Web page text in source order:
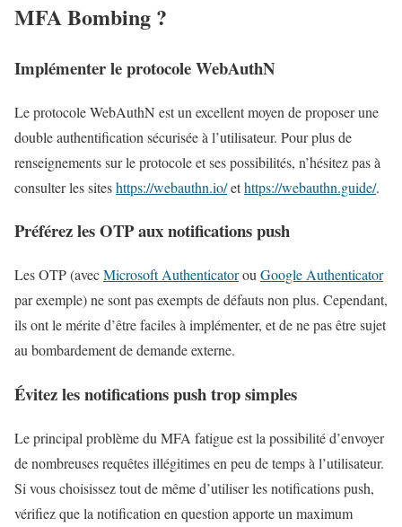
MFA Bombing ?
Implémenter le protocole WebAuthN
Le protocole WebAuthN est un excellent moyen de proposer une
double authentification sécurisée à l’utilisateur. Pour plus de
renseignements sur le protocole et ses possibilités, n’hésitez pas à
consulter les siteshttps://webauthn.io/ethttps://webauthn.guide/.
Préférez les OTP aux notifications push
Les OTP (avecMicrosoft Authenticatorou Google Authenticator
par exemple) ne sont pas exempts de défauts non plus. Cependant,
ils ont le mérite d’être faciles à implémenter, et de ne pas être sujet
au bombardement de demande externe.
Évitez les notifications push trop simples
Le principal problème du MFA fatigue est la possibilité d’envoyer
de nombreuses requêtes illégitimes en peu de temps à l’utilisateur.
Si vous choisissez tout de même d’utiliser les notifications push,
vérifiez que la notification en question apporte un maximum